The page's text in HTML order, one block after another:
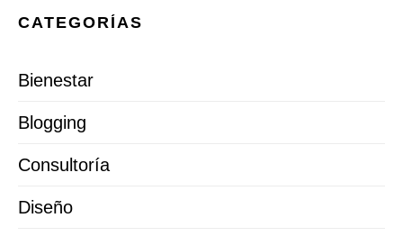
CATEGORÍAS
Bienestar
Blogging
Consultoría
Diseño